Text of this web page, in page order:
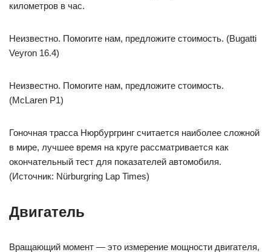
километров в час.
Неизвестно. Помогите нам, предложите стоимость. (Bugatti
Veyron 16.4)
Неизвестно. Помогите нам, предложите стоимость.
(McLaren P1)
Гоночная трасса Нюрбургринг считается наиболее сложной
в мире, лучшее время на круге рассматривается как
окончательный тест для показателей автомобиля.
(Источник: Nürburgring Lap Times)
Двигатель
Вращающий момент — это измерение мощности двигателя,